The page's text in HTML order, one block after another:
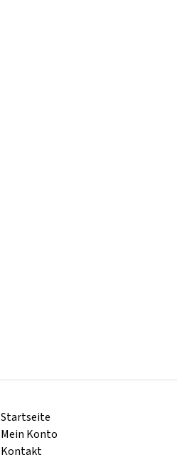
Startseite
Mein Konto
Kontakt